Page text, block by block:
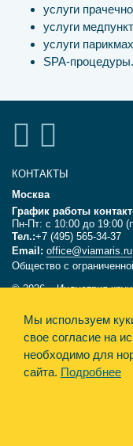
услуги
услуги
услуги
SPA-процедуры.
КОНТАКТЫ
Москва
График работы
Пн-Пт: с 10:00 до 19:00
Тел.:+7 (495) 565-34-37
Email: office@viamaris.ru
Общество с
© 2026, «Индустрия
разрешения компании
размещённая на сайте,
офертой.
Политика
Мы используем
свое согласие на
необходимо для
сайта. Подробнее